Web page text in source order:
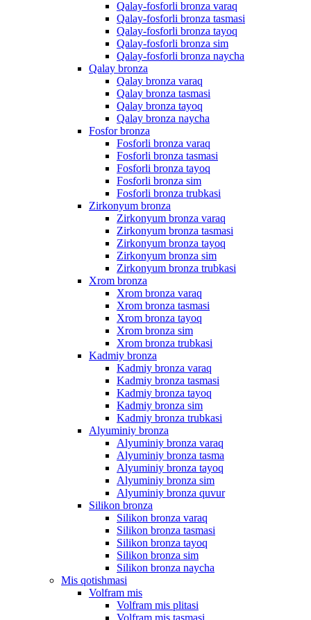
Qalay-fosforli bronza varaq
Qalay-fosforli bronza tasmasi
Qalay-fosforli bronza tayoq
Qalay-fosforli bronza sim
Qalay-fosforli bronza naycha
Qalay bronza
Qalay bronza varaq
Qalay bronza tasmasi
Qalay bronza tayoq
Qalay bronza naycha
Fosfor bronza
Fosforli bronza varaq
Fosforli bronza tasmasi
Fosforli bronza tayoq
Fosforli bronza sim
Fosforli bronza trubkasi
Zirkonyum bronza
Zirkonyum bronza varaq
Zirkonyum bronza tasmasi
Zirkonyum bronza tayoq
Zirkonyum bronza sim
Zirkonyum bronza trubkasi
Xrom bronza
Xrom bronza varaq
Xrom bronza tasmasi
Xrom bronza tayoq
Xrom bronza sim
Xrom bronza trubkasi
Kadmiy bronza
Kadmiy bronza varaq
Kadmiy bronza tasmasi
Kadmiy bronza tayoq
Kadmiy bronza sim
Kadmiy bronza trubkasi
Alyuminiy bronza
Alyuminiy bronza varaq
Alyuminiy bronza tasma
Alyuminiy bronza tayoq
Alyuminiy bronza sim
Alyuminiy bronza quvur
Silikon bronza
Silikon bronza varaq
Silikon bronza tasmasi
Silikon bronza tayoq
Silikon bronza sim
Silikon bronza naycha
Mis qotishmasi
Volfram mis
Volfram mis plitasi
Volfram mis tasmasi